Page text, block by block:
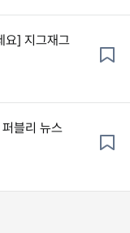
요] 지그재그
블리 뉴스